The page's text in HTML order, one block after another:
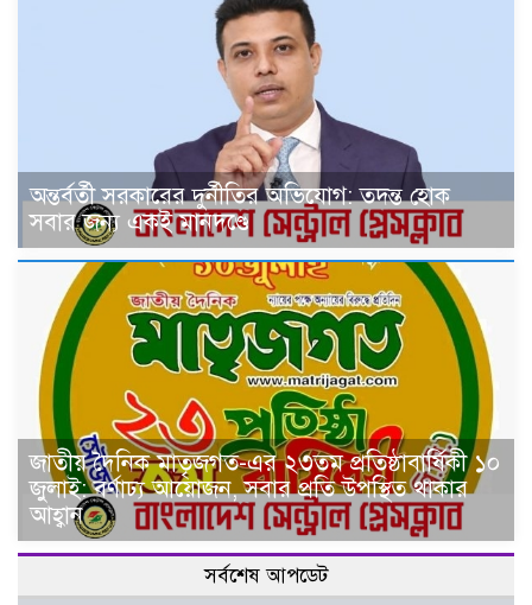
অন্তর্বর্তী সরকারের দুর্নীতির অভিযোগ: তদন্ত হোক
সবার জন্য একই মানদণ্ডে
জাতীয় দৈনিক মাতৃজগত-এর ২৩তম প্রতিষ্ঠাবার্ষিকী ১০
জুলাই: বর্ণাঢ্য আয়োজন, সবার প্রতি উপস্থিত থাকার
আহ্বান
সর্বশেষ আপডেট